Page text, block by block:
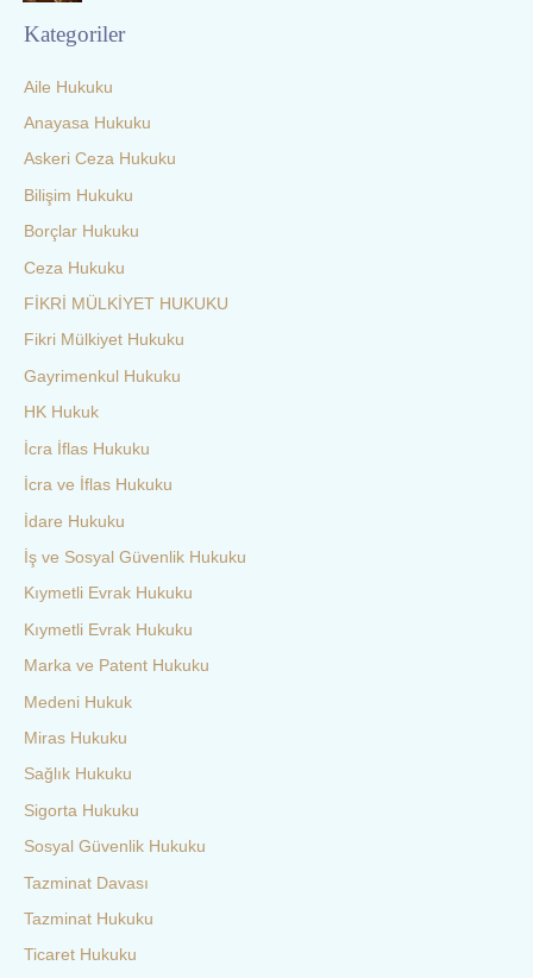
Kategoriler
Aile Hukuku
Anayasa Hukuku
Askeri Ceza Hukuku
Bilişim Hukuku
Borçlar Hukuku
Ceza Hukuku
FİKRİ MÜLKİYET HUKUKU
Fikri Mülkiyet Hukuku
Gayrimenkul Hukuku
HK Hukuk
İcra İflas Hukuku
İcra ve İflas Hukuku
İdare Hukuku
İş ve Sosyal Güvenlik Hukuku
Kıymetli Evrak Hukuku
Kıymetli Evrak Hukuku
Marka ve Patent Hukuku
Medeni Hukuk
Miras Hukuku
Sağlık Hukuku
Sigorta Hukuku
Sosyal Güvenlik Hukuku
Tazminat Davası
Tazminat Hukuku
Ticaret Hukuku